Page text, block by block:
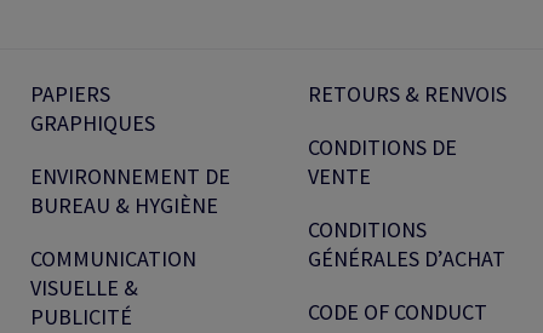
PAPIERS
GRAPHIQUES
ENVIRONNEMENT DE
BUREAU & HYGIÈNE
COMMUNICATION
VISUELLE &
PUBLICITÉ
RETOURS & RENVOIS
CONDITIONS DE
VENTE
CONDITIONS
GÉNÉRALES D’ACHAT
CODE OF CONDUCT